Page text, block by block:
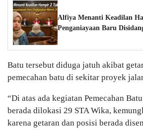
Alfiya Menanti Keadilan
Penganiayaan Baru
Batu tersebut diduga jatuh akibat
pemecahan batu di sekitar proyek
“Di atas ada kegiatan Pemecahan
berada dilokasi 29 STA Wika,
karena getaran dan posisi berada